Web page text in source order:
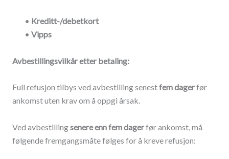
• Kreditt-/debetkort
• Vipps
Avbestillingsvilkår etter betaling:
Full refusjon tilbys ved avbestilling senestfem dagerfør
ankomst uten krav om å oppgi årsak.
Ved avbestillingsenere enn fem dagerfør ankomst, må
følgende fremgangsmåte følges for å kreve refusjon: